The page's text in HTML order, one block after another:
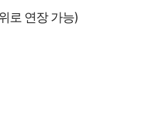
로 연장 가능)